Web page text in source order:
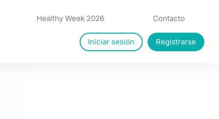
Healthy Week 2026 Contacto
Iniciar sesión Registrarse